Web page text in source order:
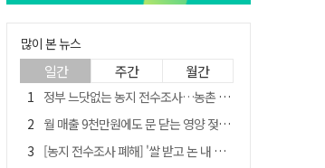
많이 본 뉴스
일간 주간 월간
정부 느닷없는 농지 전수조사…농촌 들쑤시는 '경자유전'의 칼날
월 매출 9천만원에도 문 닫는 영양 젖소농장… "일할 사람이 없어"
[농지 전수조사 폐해] '쌀 받고 논 내 준' 도지농 이제 어쩌나?